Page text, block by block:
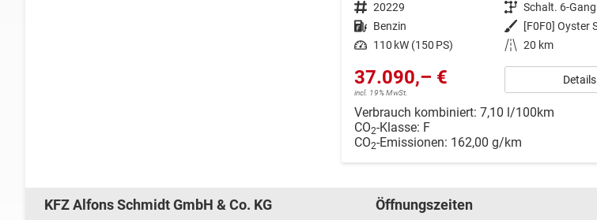
Fahrzeugnr. 20229 Getriebe Schalt. 6-Gang
Kraftstoff Benzin Außenfarbe
Leistung 110 kW (150 PS) Kilometerstand 20 km
37.090,– €
incl. 19% MwSt.
Details
Verbrauch kombiniert: 7,10 l/100km
CO2-Klasse: F
CO2-Emissionen: 162,00 g/km
KFZ Alfons Schmidt GmbH & Co. KG Öffnungszeiten